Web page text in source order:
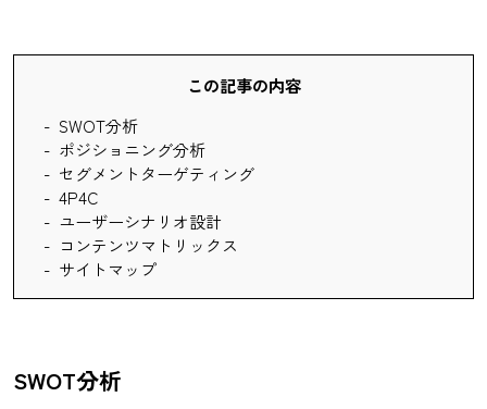
この記事の内容
SWOT分析
ポジショニング分析
セグメントターゲティング
4P4C
ユーザーシナリオ設計
コンテンツマトリックス
サイトマップ
SWOT分析